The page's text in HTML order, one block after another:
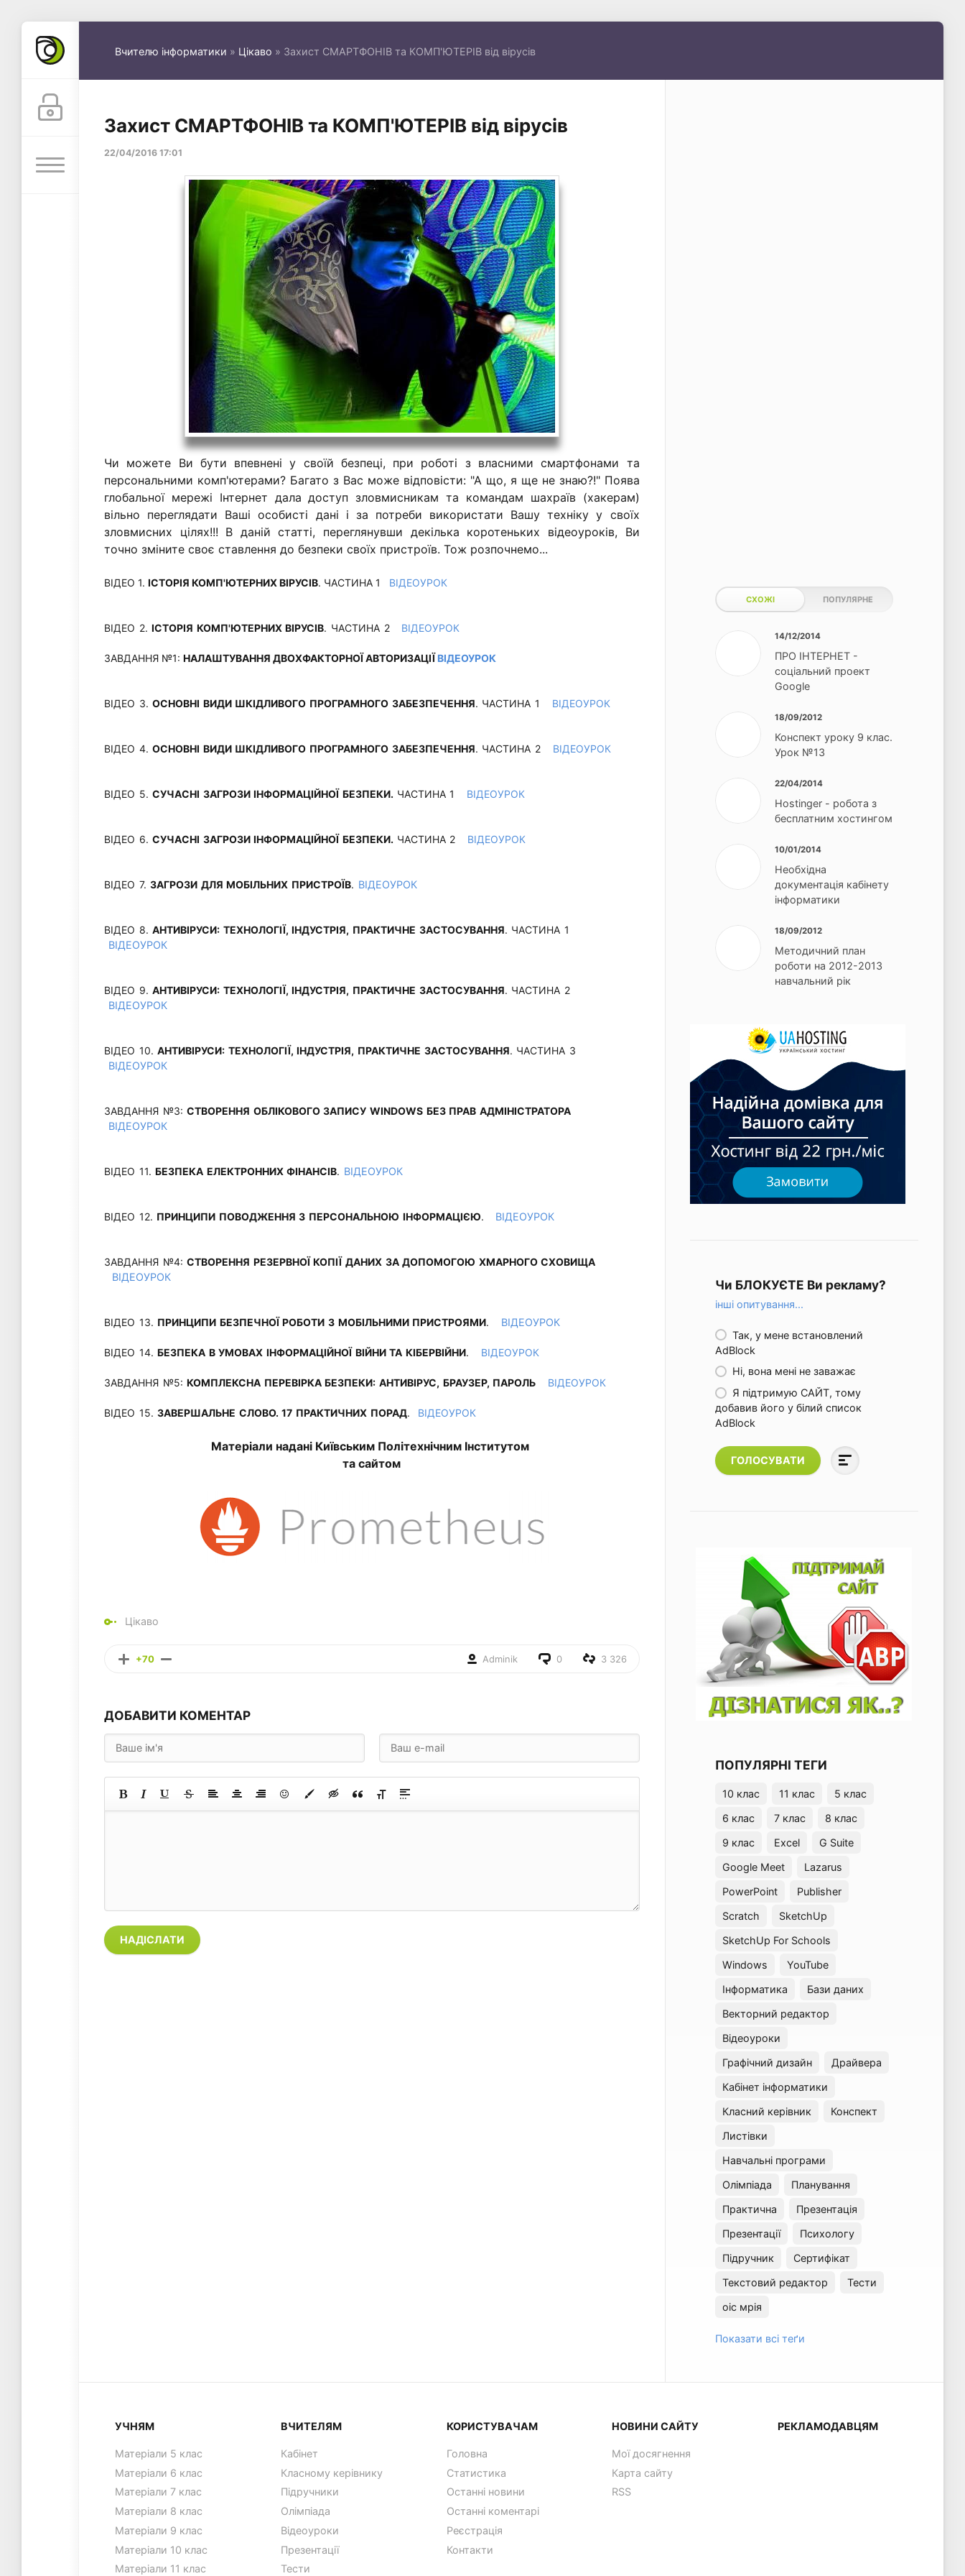
Вчителю інформатики » Цікаво » Захист СМАРТФОНІВ та КОМП'ЮТЕРІВ від вірусів
Захист СМАРТФОНІВ та КОМП'ЮТЕРІВ від вірусів
22/04/2016 17:01
Чи можете Ви бути впевнені у своїй безпеці, при роботі з власними смартфонами та
персональними комп'ютерами? Багато з Вас може відповісти: "А що, я ще не знаю?!" Поява
глобальної мережі Інтернет дала доступ зловмисникам та командам шахраїв (хакерам)
вільно переглядати Ваші особисті дані і за потреби використати Вашу техніку у своїх
зловмисних цілях!!! В даній статті, переглянувши декілька коротеньких відеоуроків, Ви
точно зміните своє ставлення до безпеки своїх пристроїв. Тож розпочнемо...
ВІДЕО 1. ІСТОРІЯ КОМП'ЮТЕРНИХ ВІРУСІВ. ЧАСТИНА 1 ВІДЕОУРОК
ВІДЕО 2.ІСТОРІЯ КОМП'ЮТЕРНИХ ВІРУСІВ. ЧАСТИНА 2 ВІДЕОУРОК
ЗАВДАННЯ №1: НАЛАШТУВАННЯ ДВОХФАКТОРНОЇ АВТОРИЗАЦІЇВІДЕОУРОК
ВІДЕО 3.ОСНОВНІ ВИДИ ШКІДЛИВОГО ПРОГРАМНОГО ЗАБЕЗПЕЧЕННЯ. ЧАСТИНА 1 ВІДЕОУРОК
ВІДЕО 4.ОСНОВНІ ВИДИ ШКІДЛИВОГО ПРОГРАМНОГО ЗАБЕЗПЕЧЕННЯ. ЧАСТИНА 2 ВІДЕОУРОК
ВІДЕО 5.СУЧАСНІ ЗАГРОЗИ ІНФОРМАЦІЙНОЇ БЕЗПЕКИ. ЧАСТИНА 1 ВІДЕОУРОК
ВІДЕО 6.СУЧАСНІ ЗАГРОЗИ ІНФОРМАЦІЙНОЇ БЕЗПЕКИ. ЧАСТИНА 2 ВІДЕОУРОК
ВІДЕО 7.ЗАГРОЗИ ДЛЯ МОБІЛЬНИХ ПРИСТРОЇВ. ВІДЕОУРОК
ВІДЕО 8.АНТИВІРУСИ: ТЕХНОЛОГІЇ, ІНДУСТРІЯ, ПРАКТИЧНЕ ЗАСТОСУВАННЯ. ЧАСТИНА 1
ВІДЕОУРОК
ВІДЕО 9.АНТИВІРУСИ: ТЕХНОЛОГІЇ, ІНДУСТРІЯ, ПРАКТИЧНЕ ЗАСТОСУВАННЯ. ЧАСТИНА 2
ВІДЕОУРОК
ВІДЕО 10.АНТИВІРУСИ: ТЕХНОЛОГІЇ, ІНДУСТРІЯ, ПРАКТИЧНЕ ЗАСТОСУВАННЯ. ЧАСТИНА 3
ВІДЕОУРОК
ЗАВДАННЯ №3:СТВОРЕННЯ ОБЛІКОВОГО ЗАПИСУ WINDOWS БЕЗ ПРАВ АДМІНІСТРАТОРА
ВІДЕОУРОК
ВІДЕО 11.БЕЗПЕКА ЕЛЕКТРОННИХ ФІНАНСІВ. ВІДЕОУРОК
ВІДЕО 12. ПРИНЦИПИ ПОВОДЖЕННЯ З ПЕРСОНАЛЬНОЮ ІНФОРМАЦІЄЮ. ВІДЕОУРОК
ЗАВДАННЯ №4:СТВОРЕННЯ РЕЗЕРВНОЇ КОПІЇ ДАНИХ ЗА ДОПОМОГОЮ ХМАРНОГО СХОВИЩА
ВІДЕОУРОК
ВІДЕО 13. ПРИНЦИПИ БЕЗПЕЧНОЇ РОБОТИ З МОБІЛЬНИМИ ПРИСТРОЯМИ. ВІДЕОУРОК
ВІДЕО 14.БЕЗПЕКА В УМОВАХ ІНФОРМАЦІЙНОЇ ВІЙНИ ТА КІБЕРВІЙНИ. ВІДЕОУРОК
ЗАВДАННЯ №5:КОМПЛЕКСНА ПЕРЕВІРКА БЕЗПЕКИ: АНТИВІРУС, БРАУЗЕР, ПАРОЛЬ ВІДЕОУРОК
ВІДЕО 15.ЗАВЕРШАЛЬНЕ СЛОВО. 17 ПРАКТИЧНИХ ПОРАД. ВІДЕОУРОК
Матеріали надані Київським Політехнічним Інститутом
та сайтом
Цікаво
+70 Adminik 0 3 326
ДОБАВИТИ КОМЕНТАР
НАДІСЛАТИ
СХОЖІ ПОПУЛЯРНЕ
14/12/2014
ПРО ІНТЕРНЕТ -
соціальний проект
Google
18/09/2012
Конспект уроку 9 клас.
Урок №13
22/04/2014
Hostinger - робота з
бесплатним хостингом
10/01/2014
Необхідна
документація кабінету
інформатики
18/09/2012
Методичний план
роботи на 2012-2013
навчальний рік
Чи БЛОКУЄТЕ Ви рекламу?
інші опитування...
Так, у мене встановлений
AdBlock
Ні, вона мені не заважає
Я підтримую САЙТ, тому
добавив його у білий список
AdBlock
ГОЛОСУВАТИ
ПОПУЛЯРНІ ТЕГИ
10 клас 11 клас
5 клас
6 клас
7 клас
8 клас
9 клас
Excel
G Suite
Google Meet
Lazarus
PowerPoint
Publisher
Scratch
SketchUp
SketchUp For Schools
Windows
YouTube
Інформатика
Бази даних
Векторний редактор
Відеоуроки
Графічний дизайн
Драйвера
Кабінет інформатики
Класний керівник
Конспект
Листівки
Навчальні програми
Олімпіада
Планування
Практична
Презентація
Презентації
Психологу
Підручник
Сертифікат
Текстовий редактор
Тести
оіс мрія
Показати всі теґи
УЧНЯМ
Матеріали 5 клас
Матеріали 6 клас
Матеріали 7 клас
Матеріали 8 клас
Матеріали 9 клас
Матеріали 10 клас
Матеріали 11 клас
ВЧИТЕЛЯМ
Кабінет
Класному керівнику
Підручники
Олімпіада
Відеоуроки
Презентації
Тести
КОРИСТУВАЧАМ
Головна
Статистика
Останні новини
Останні коментарі
Реєстрація
Контакти
НОВИНИ САЙТУ
Мої досягнення
Карта сайту
RSS
РЕКЛАМОДАВЦЯМ